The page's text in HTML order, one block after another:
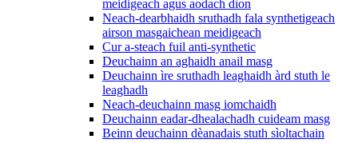
meidigeach agus aodach dìon
Neach-dearbhaidh sruthadh fala synthetigeach
airson masgaichean meidigeach
Cur a-steach fuil anti-synthetic
Deuchainn an aghaidh anail masg
Deuchainn ìre sruthadh leaghaidh àrd stuth le
leaghadh
Neach-deuchainn masg iomchaidh
Deuchainn eadar-dhealachadh cuideam masg
Beinn deuchainn dèanadais stuth sìoltachain